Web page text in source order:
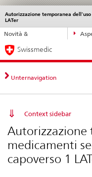
Navigazione
diretta:
novità,
aspetti
legali,
contatto
Novità &
Autorizzazione temporanea
LATer
Service
navigation
Navigation
Swissmedic
Unternavigation
Context sidebar
Autorizzazione
medicamenti
capoverso 1